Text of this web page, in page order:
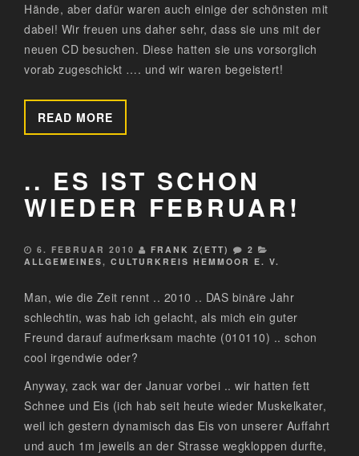
Hände, aber dafür waren auch einige der schönsten mit
dabei! Wir freuen uns daher sehr, dass sie uns mit der
neuen CD besuchen. Diese hatten sie uns vorsorglich
vorab zugeschickt …. und wir waren begeistert!
READ MORE
.. ES IST SCHON
WIEDER FEBRUAR!
6. FEBRUAR 2010 FRANK Z(ETT)
2
ALLGEMEINES, CULTURKREIS HEMMOOR E. V.
Man, wie die Zeit rennt .. 2010 .. DAS binäre Jahr
schlechtin, was hab ich gelacht, als mich ein guter
Freund darauf aufmerksam machte (010110) .. schon
cool irgendwie oder?
Anyway, zack war der Januar vorbei .. wir hatten fett
Schnee und Eis (ich hab seit heute wieder Muskelkater,
weil ich gestern dynamisch das Eis von unserer Auffahrt
und auch 1m jeweils an der Strasse wegkloppen durfte,